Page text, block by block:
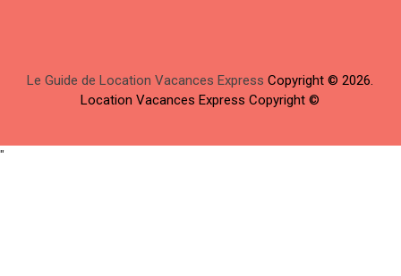
Le Guide de Location Vacances Express Copyright © 2026.
Location Vacances Express Copyright ©
"